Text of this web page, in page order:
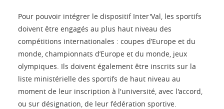
Pour pouvoir intégrer le dispositif Inter'Val, les sportifs
doivent être engagés au plus haut niveau des
compétitions internationales : coupes d’Europe et du
monde, championnats d’Europe et du monde, jeux
olympiques. Ils doivent également être inscrits sur la
liste ministérielle des sportifs de haut niveau au
moment de leur inscription à l'université, avec l'accord,
ou sur désignation, de leur fédération sportive.